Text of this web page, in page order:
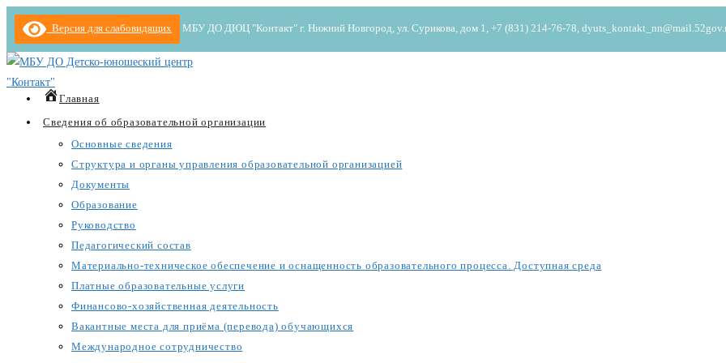
Перейти
содержимому
Версия для слабовидящих МБУ ДО ДЮЦ "Контакт" г. Нижний Новгород, ул. Сурикова, дом 1, +7 (831) 214-76-78,
Главная
Сведения об образовательной организации
Основные сведения
Структура и органы управления образовательной организацией
Документы
Образование
Руководство
Педагогический состав
Материально-техническое обеспечение и оснащенность образовательного процесса. Доступная среда
Платные образовательные услуги
Финансово-хозяйственная деятельность
Вакантные места для приёма (перевода) обучающихся
Международное сотрудничество